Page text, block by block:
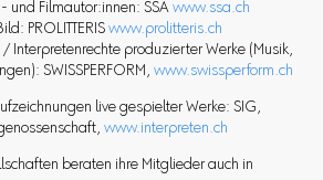
und Filmautor:innen: SSA www.ssa.ch
PROLITTERIS www.prolitteris.ch
Interpretenrechte produzierter Werke (Musik,
SWISSPERFORM, www.swissperform.ch
live gespielter Werke: SIG,
www.interpreten.ch
beraten ihre Mitglieder auch in